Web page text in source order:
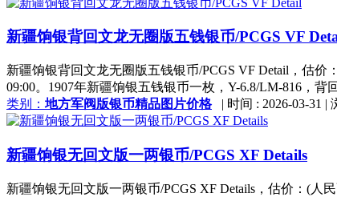
新疆饷银背回文龙无圈版五钱银币/PCGS VF
新疆饷银背回文龙无圈版五钱银币/PCGS VF Detail，估价
09:00。1907年新疆饷银五钱银币一枚，Y-6.8/LM-816，背
类别： 地方军阀版银币精品图片价格 | 时间 : 2026-03-31 |
新疆饷银无回文版一两银币/PCGS XF Details
新疆饷银无回文版一两银币/PCGS XF Details，估价：(人